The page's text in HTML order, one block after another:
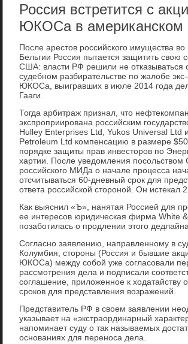
Россия встретится с
ЮКОСа в американском
После арестов российского имущества
Бельгии Россия пытается защитить свою
США: власти РФ решили не отказываться
судебном разбирательстве по жалобе
ЮКОСа, выигравших в июле 2014 года
Гааги.
Тогда арбитраж признал, что
экспроприирована российским
Hulley Enterprises Ltd, Yukos Universal Ltd
Petroleum Ltd компенсацию в размере
порядке защиты прав инвесторов по
хартии. После уведомления
российского МИДа о начале процесса
отсчитываться 60-дневный срок для
ответа российской стороной. Он истекал
Как выяснил «Ъ», нанятая Россией для
ее интересов юридическая фирма White
позаботилась о продлении этого дедлайна.
Согласно заявлению, направленному в
Колумбия, стороны (Россия и бывшие
ЮКОСа) между собой уже согласовали
рассмотрения дела и подписали
соглашение, приложенное к ходатайству
сроков для представления возражений.
Представитель РФ в своем заявлении
указывает на «экстраординарный
напоминает суду о так называемых
основаниях для переноса дела.